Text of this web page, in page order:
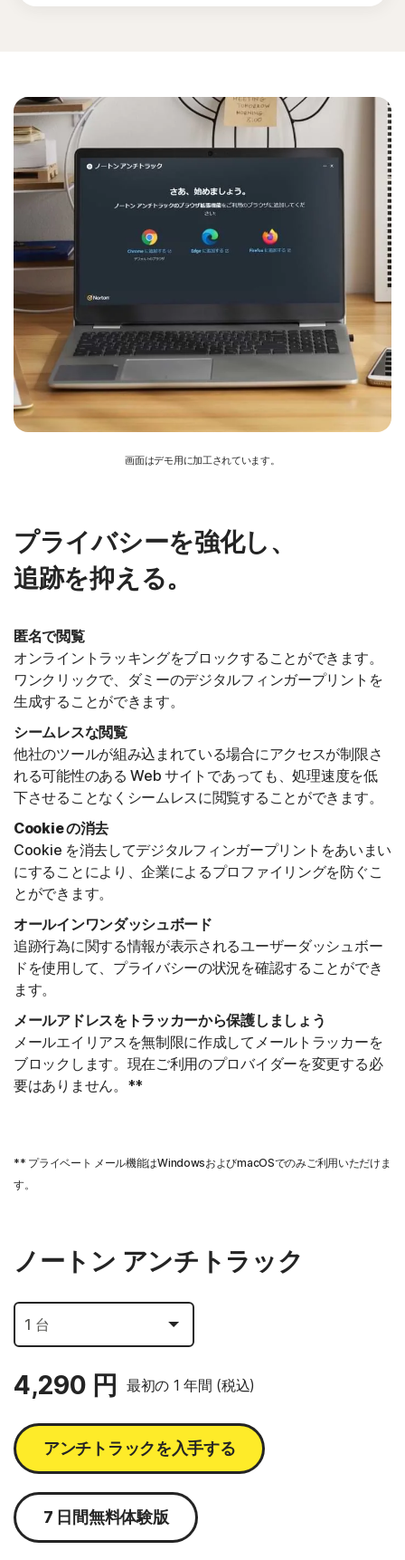
画面はデモ用に加工されています。
プライバシーを強化し、
追跡を抑える。
匿名で閲覧
オンライントラッキングをブロックすることができます。
ワンクリックで、ダミーのデジタルフィンガープリントを
生成することができます。
シームレスな閲覧
他社のツールが組み込まれている場合にアクセスが制限さ
れる可能性のある Web サイトであっても、処理速度を低
下させることなくシームレスに閲覧することができます。
Cookie の消去
Cookie を消去してデジタルフィンガープリントをあいまい
にすることにより、企業によるプロファイリングを防ぐこ
とができます。
オールインワンダッシュボード
追跡行為に関する情報が表示されるユーザーダッシュボー
ドを使用して、プライバシーの状況を確認することができ
ます。
メールアドレスをトラッカーから保護しましょう
メールエイリアスを無制限に作成してメールトラッカーを
ブロックします。現在ご利用のプロバイダーを変更する必
要はありません。**
** プライベート メール機能はWindowsおよびmacOSでのみご利用いただけま
す。
ノートン アンチトラック
4,290 円 最初の 1 年間 (税込)
アンチトラックを入手する
7 日間無料体験版